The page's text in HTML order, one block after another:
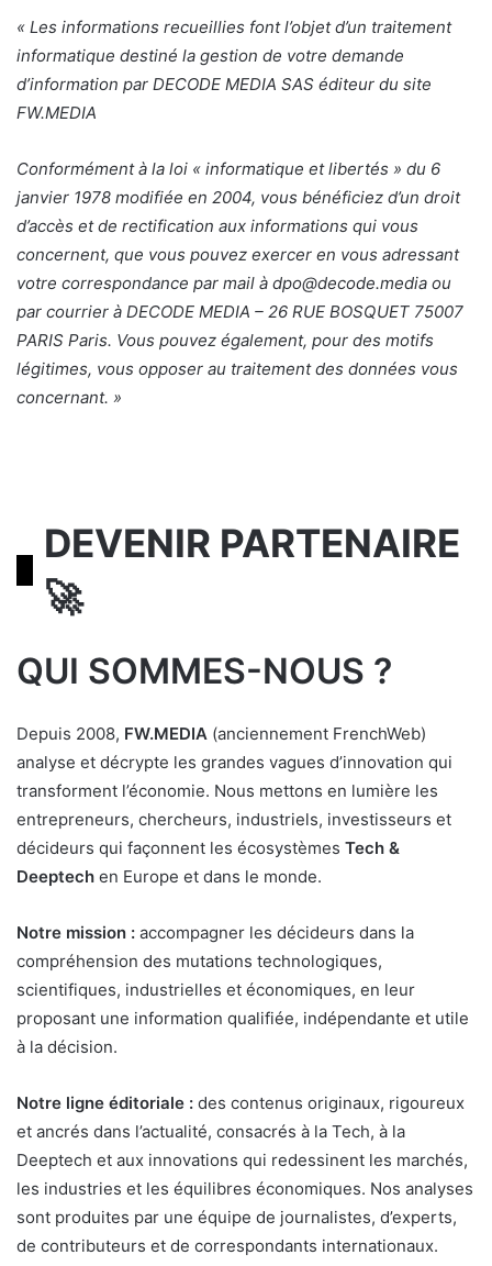
« Les informations recueillies font l’objet d’un traitement
informatique destiné la gestion de votre demande
d’information par DECODE MEDIA SAS éditeur du site
FW.MEDIA
Conformément à la loi « informatique et libertés » du 6
janvier 1978 modifiée en 2004, vous bénéficiez d’un droit
d’accès et de rectification aux informations qui vous
concernent, que vous pouvez exercer en vous adressant
votre correspondance par mail à dpo@decode.media ou
par courrier à DECODE MEDIA – 26 RUE BOSQUET 75007
PARIS Paris. Vous pouvez également, pour des motifs
légitimes, vous opposer au traitement des données vous
concernant. »
DEVENIR PARTENAIRE
🚀
QUI SOMMES-NOUS ?
Depuis 2008, FW.MEDIA (anciennement FrenchWeb)
analyse et décrypte les grandes vagues d’innovation qui
transforment l’économie. Nous mettons en lumière les
entrepreneurs, chercheurs, industriels, investisseurs et
décideurs qui façonnent les écosystèmes Tech &
Deeptech en Europe et dans le monde.
Notre mission : accompagner les décideurs dans la
compréhension des mutations technologiques,
scientifiques, industrielles et économiques, en leur
proposant une information qualifiée, indépendante et utile
à la décision.
Notre ligne éditoriale : des contenus originaux, rigoureux
et ancrés dans l’actualité, consacrés à la Tech, à la
Deeptech et aux innovations qui redessinent les marchés,
les industries et les équilibres économiques. Nos analyses
sont produites par une équipe de journalistes, d’experts,
de contributeurs et de correspondants internationaux.